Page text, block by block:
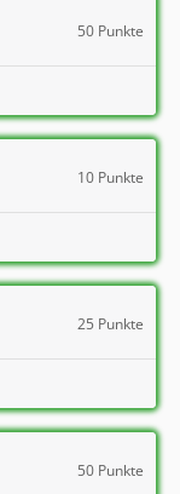
50 Punkte
10 Punkte
25 Punkte
50 Punkte